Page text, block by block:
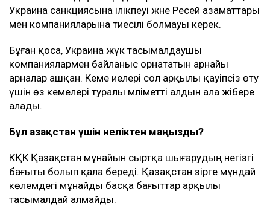
Украина санкциясына ілікпеуі және Ресей азаматтары
мен компанияларына тиесілі болмауы керек.
Бұған қоса, Украина жүк тасымалдаушы
компаниялармен байланыс орнататын арнайы
арналар ашқан. Кеме иелері сол арқылы қауіпсіз өту
үшін өз кемелері туралы мәліметті алдын ала жібере
алады.
Бұл Қазақстан үшін неліктен маңызды?
КҚК Қазақстан мұнайын сыртқа шығарудың негізгі
бағыты болып қала береді. Қазақстан әзірге мұндай
көлемдегі мұнайды басқа бағыттар арқылы
тасымалдай алмайды.